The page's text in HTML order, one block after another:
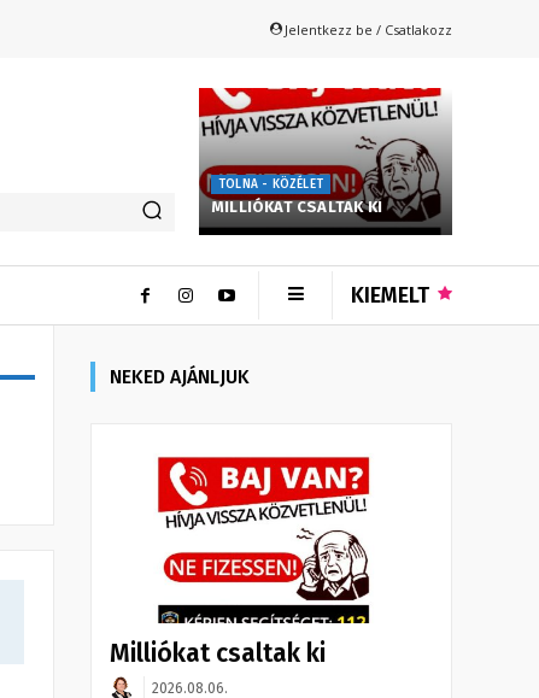
Jelentkezz be / Csatlakozz
TOLNA - KÖZÉLET
MILLIÓKAT CSALTAK KI
KIEMELT
NEKED AJÁNLJUK
Milliókat csaltak ki
2026.08.06.